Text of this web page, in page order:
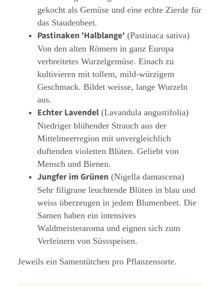
gekocht als Gemüse und eine echte Zierde für
das Staudenbeet.
Pastinaken 'Halblange' (Pastinaca sativa)
Von den alten Römern in ganz Europa
verbreitetes Wurzelgemüse. Einach zu
kultivieren mit tollem, mild-würzigem
Geschmack. Bildet weisse, lange Wurzeln
aus.
Echter Lavendel (Lavandula angustifolia)
Niedriger blühender Strauch aus der
Mittelmeerregion mit unvergleichlich
duftenden violetten Blüten. Geliebt von
Mensch und Bienen.
Jungfer im Grünen (Nigella damascena)
Sehr filigrane leuchtende Blüten in blau und
weiss überzeugen in jedem Blumenbeet. Die
Samen haben ein intensives
Waldmeisteraroma und eignen sich zum
Verfeinern von Süssspeisen.
Jeweils ein Samentütchen pro Pflanzensorte.